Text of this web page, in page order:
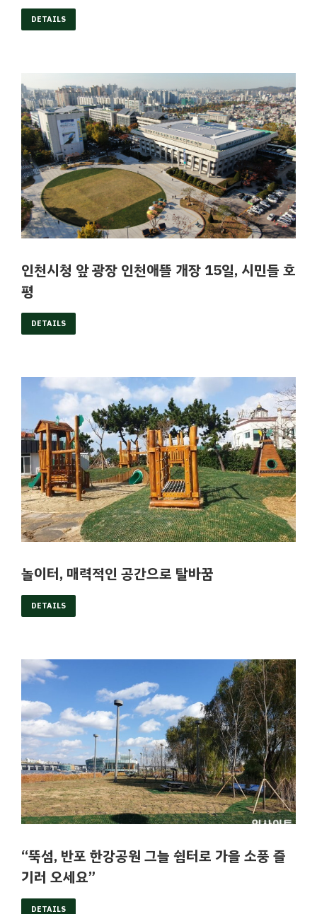
DETAILS
인천시청 앞 광장 인천애뜰 개장 15일, 시민들 호
평
DETAILS
놀이터, 매력적인 공간으로 탈바꿈
DETAILS
“뚝섬, 반포 한강공원 그늘 쉼터로 가을 소풍 즐
기러 오세요”
DETAILS